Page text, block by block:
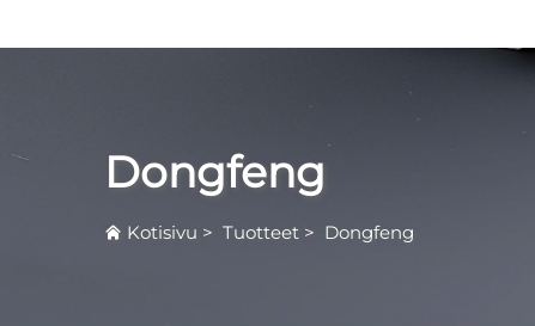
Dongfeng
Kotisivu > Tuotteet > Dongfeng